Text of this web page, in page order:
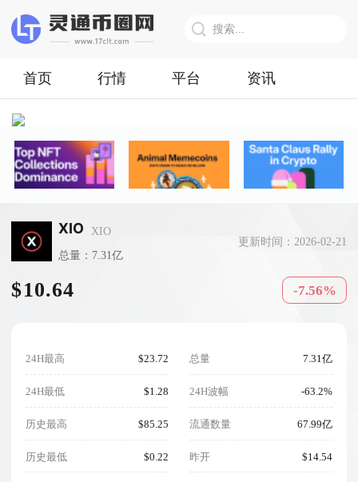
首页 行情 平台 资讯
XIO
XIO
总量：7.31亿
更新时间：2026-02-21
$10.64 -7.56%
24H最高 $23.72
24H最低 $1.28
历史最高 $85.25
历史最低 $0.22
总量 7.31亿
24H波幅 -63.2%
流通数量 67.99亿
昨开 $14.54